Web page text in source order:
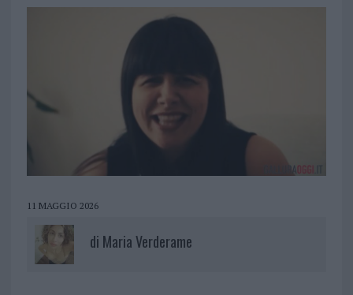
11 MAGGIO 2026
di Maria Verderame